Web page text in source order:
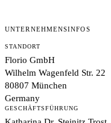
UNTERNEHMENSINFOS
STANDORT
Florio GmbH
Wilhelm Wagenfeld Str. 22
80807 München
Germany
GESCHÄFTSFÜHRUNG